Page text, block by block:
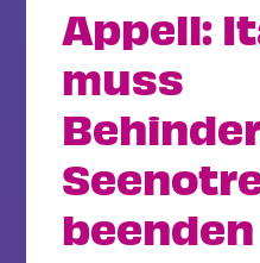
Appell:
muss
beenden